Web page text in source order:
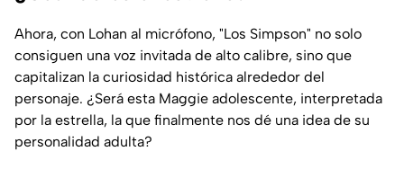
Ahora, con Lohan al micrófono, "Los Simpson" no solo
consiguen una voz invitada de alto calibre, sino que
capitalizan la curiosidad histórica alrededor del
personaje. ¿Será esta Maggie adolescente, interpretada
por la estrella, la que finalmente nos dé una idea de su
personalidad adulta?